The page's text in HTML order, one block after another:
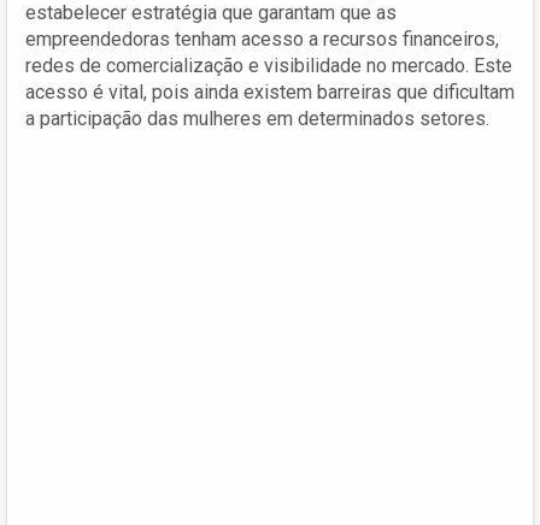
estabelecer estratégia que garantam que as
empreendedoras tenham acesso a recursos financeiros,
redes de comercialização e visibilidade no mercado. Este
acesso é vital, pois ainda existem barreiras que dificultam
a participação das mulheres em determinados setores.